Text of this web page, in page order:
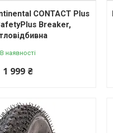
CONTACT Plus
Breaker,
В наявності
1 999 ₴